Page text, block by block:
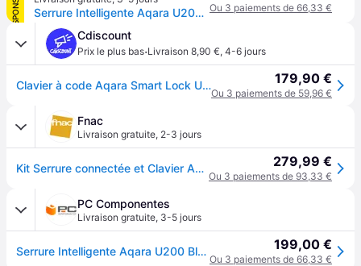
Serrure Intelligente Aqara U200 Bluetooth Ouverture Empreinte digitale, Code, NFC, Clé Compatible Matter HomeKit Google Home Ou 3 paiements de 66,33 €
Cdiscount
Prix le plus bas·Livraison 8,90 €, 4-6 jours
Clavier à code Aqara Smart Lock U200 EL-D02DS 179,90 €
Ou 3 paiements de 59,96 €
Fnac
Livraison gratuite, 2-3 jours
Kit Serrure connectée et Clavier AQara Smart Lock U200 Argent 279,99 €
Ou 3 paiements de 93,33 €
PC Componentes
Livraison gratuite, 3-5 jours
Serrure Intelligente Aqara U200 Bluetooth Ouverture Empreinte digitale, Code, NFC, Clé Compatible Matter HomeKit Google Home 199,00 €
Ou 3 paiements de 66,33 €